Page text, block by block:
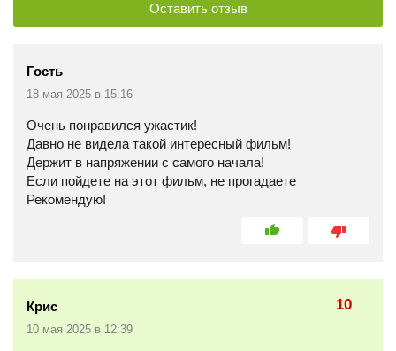
Оставить отзыв
Гость
18 мая 2025 в 15:16
Очень понравился ужастик!
Давно не видела такой интересный фильм!
Держит в напряжении с самого начала!
Если пойдете на этот фильм, не прогадаете
Рекомендую!
Крис
10 мая 2025 в 12:39
10